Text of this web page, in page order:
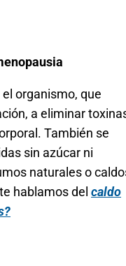
organismo, que
a eliminar
También se
sin azúcar ni
naturales o
hablamos del caldo